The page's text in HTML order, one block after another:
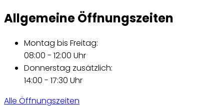
Allgemeine Öffnungszeiten
Montag bis Freitag:
08:00 - 12:00 Uhr
Donnerstag zusätzlich:
14:00 - 17:30 Uhr
Alle Öffnungszeiten